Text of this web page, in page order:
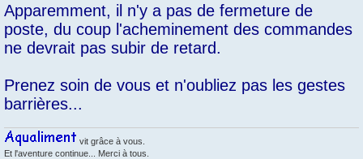
Apparemment, il n'y a pas de fermeture de
poste, du coup l'acheminement des commandes
ne devrait pas subir de retard.
Prenez soin de vous et n'oubliez pas les gestes
barrières...
vit grâce à vous.
Et l'aventure continue... Merci à tous.